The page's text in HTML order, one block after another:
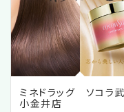
ミネドラッグ ソコラ
小金井店